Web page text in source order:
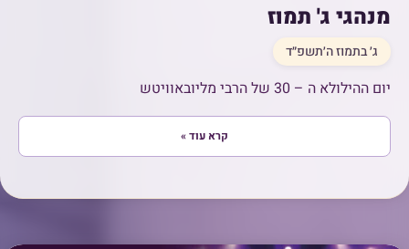
מנהגי ג' תמוז
ג׳ בתמוז ה׳תשפ״ד
יום ההילולא ה – 30 של הרבי מליובאוויטש
קרא עוד »